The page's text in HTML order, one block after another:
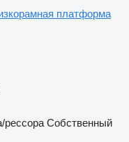
платформа
рессора Собственный